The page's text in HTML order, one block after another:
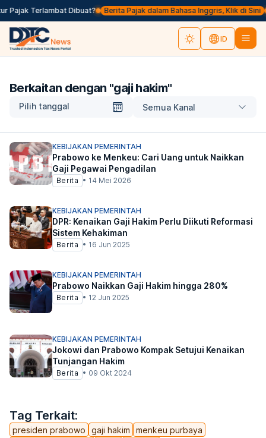
Pajak Terlambat Dibuat? Berita Pajak dalam Bahasa Inggris, Klik di Sini
ID
Berkaitan dengan "gaji hakim"
Pilih tanggal Semua Kanal
Tag Terkait:
presiden prabowo gaji hakim
menkeu purbaya
KEBIJAKAN PEMERINTAH
Prabowo ke Menkeu: Cari Uang untuk Naikkan
Gaji Pegawai Pengadilan
Berita • 14 Mei 2026
KEBIJAKAN PEMERINTAH
DPR: Kenaikan Gaji Hakim Perlu Diikuti Reformasi
Sistem Kehakiman
Berita • 16 Jun 2025
KEBIJAKAN PEMERINTAH
Prabowo Naikkan Gaji Hakim hingga 280%
Berita • 12 Jun 2025
KEBIJAKAN PEMERINTAH
Jokowi dan Prabowo Kompak Setujui Kenaikan
Tunjangan Hakim
Berita • 09 Okt 2024